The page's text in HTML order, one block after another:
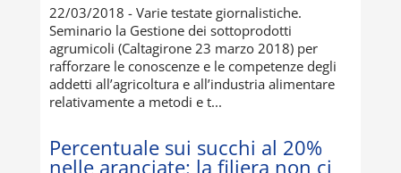
22/03/2018 - Varie testate giornalistiche.
Seminario la Gestione dei sottoprodotti
agrumicoli (Caltagirone 23 marzo 2018) per
rafforzare le conoscenze e le competenze degli
addetti all’agricoltura e all’industria alimentare
relativamente a metodi e t...
Percentuale sui succhi al 20%
nelle aranciate: la filiera non ci